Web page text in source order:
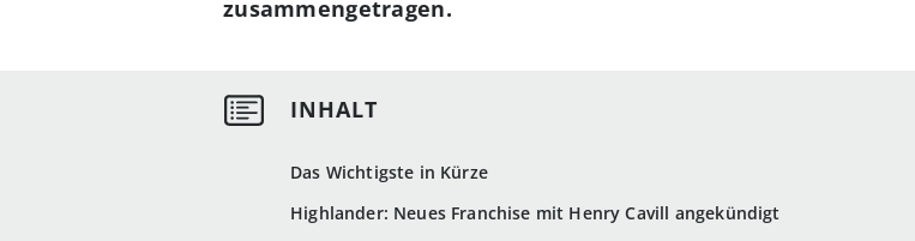
Das Wichtigste in Kürze
Highlander: Neues Franchise mit Henry Cavill angekündigt
zusammengetragen.